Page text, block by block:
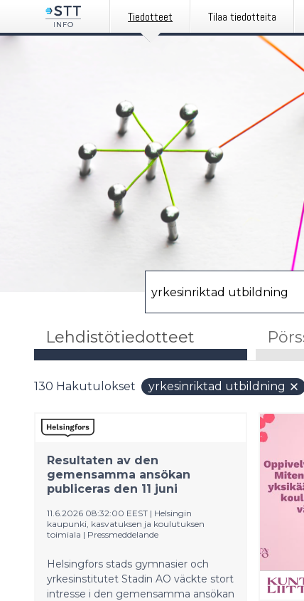
Tiedotteet Tilaa tiedotteita
Lehdistötiedotteet
130 Hakutulokset yrkesinriktad utbildning
Resultaten av den
gemensamma ansökan
publiceras den 11 juni
11.6.2026 08:32:00 EEST | Helsingin
kaupunki, kasvatuksen ja koulutuksen
toimiala | Pressmeddelande
Helsingfors stads gymnasier och
yrkesinstitutet Stadin AO väckte stort
intresse i den gemensamma ansökan